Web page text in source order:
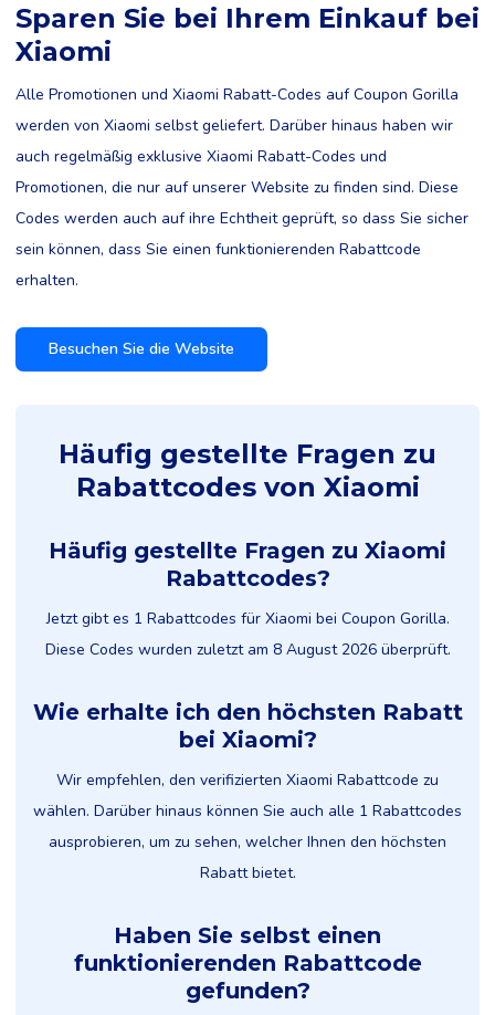
Sparen Sie bei Ihrem Einkauf bei
Xiaomi
Alle Promotionen und Xiaomi Rabatt-Codes auf Coupon Gorilla
werden von Xiaomi selbst geliefert. Darüber hinaus haben wir
auch regelmäßig exklusive Xiaomi Rabatt-Codes und
Promotionen, die nur auf unserer Website zu finden sind. Diese
Codes werden auch auf ihre Echtheit geprüft, so dass Sie sicher
sein können, dass Sie einen funktionierenden Rabattcode
erhalten.
Besuchen Sie die Website
Häufig gestellte Fragen zu
Rabattcodes von Xiaomi
Häufig gestellte Fragen zu Xiaomi
Rabattcodes?
Jetzt gibt es 1 Rabattcodes für Xiaomi bei Coupon Gorilla.
Diese Codes wurden zuletzt am 8 August 2026 überprüft.
Wie erhalte ich den höchsten Rabatt
bei Xiaomi?
Wir empfehlen, den verifizierten Xiaomi Rabattcode zu
wählen. Darüber hinaus können Sie auch alle 1 Rabattcodes
ausprobieren, um zu sehen, welcher Ihnen den höchsten
Rabatt bietet.
Haben Sie selbst einen
funktionierenden Rabattcode
gefunden?